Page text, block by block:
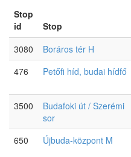
Stop
id
Stop
3080
Boráros tér H
476
Petőfi híd, budai hídfő
3500
Budafoki út / Szerémi
sor
650
Újbuda-központ M